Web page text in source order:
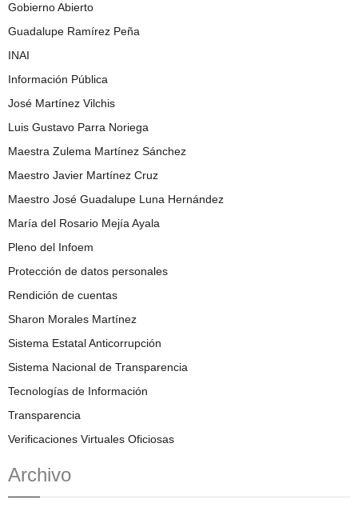
Gobierno Abierto
Guadalupe Ramírez Peña
INAI
Información Pública
José Martínez Vilchis
Luis Gustavo Parra Noriega
Maestra Zulema Martínez Sánchez
Maestro Javier Martínez Cruz
Maestro José Guadalupe Luna Hernández
María del Rosario Mejía Ayala
Pleno del Infoem
Protección de datos personales
Rendición de cuentas
Sharon Morales Martínez
Sistema Estatal Anticorrupción
Sistema Nacional de Transparencia
Tecnologías de Información
Transparencia
Verificaciones Virtuales Oficiosas
Archivo